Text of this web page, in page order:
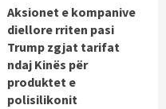
Aksionet e kompanive
diellore rriten pasi
Trump zgjat tarifat
ndaj Kinës për
produktet e
polisilikonit